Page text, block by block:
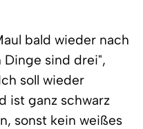
bald wieder nach
Dinge sind drei",
soll wieder
ist ganz schwarz
sonst kein weißes